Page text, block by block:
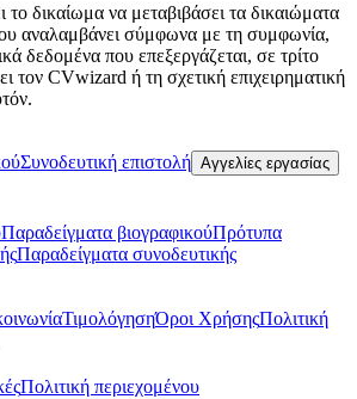
δικαίωμα να μεταβιβάσει τα δικαιώματα
αναλαμβάνει σύμφωνα με τη συμφωνία,
δεδομένα που επεξεργάζεται, σε τρίτο
τον CVwizard ή τη σχετική επιχειρηματική
Συνοδευτική επιστολή Αγγελίες εργασίας
Παραδείγματα βιογραφικούΠρότυπα
Παραδείγματα συνοδευτικής
ΤιμολόγησηΌροι ΧρήσηςΠολιτική
Πολιτική περιεχομένου